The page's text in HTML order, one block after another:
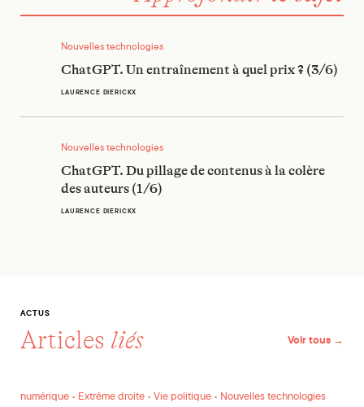
Nouvelles technologies
ChatGPT. Un entraînement à quel prix ? (3/6)
LAURENCE DIERICKX
Nouvelles technologies
ChatGPT. Du pillage de contenus à la colère
des auteurs (1/6)
LAURENCE DIERICKX
ACTUS
Articles liés Voir tous →
X en débat. Pourquoi les progressistes doivent quitter X
numérique • Extrême droite • Vie politique • Nouvelles technologies